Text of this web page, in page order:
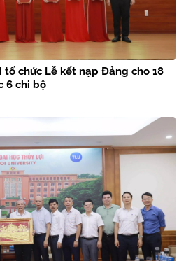
tổ chức Lễ kết nạp Đảng cho 18
6 chi bộ